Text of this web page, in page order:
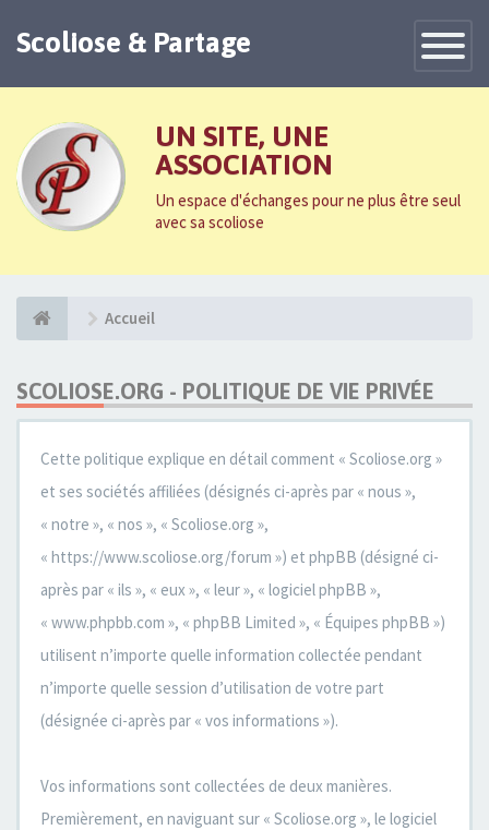
Toggle
Scoliose & Partage
UN SITE, UNE
ASSOCIATION
Un espace d'échanges pour ne plus être seul
avec sa scoliose
Accueil
SCOLIOSE.ORG - POLITIQUE DE VIE PRIVÉE
Cette politique explique en détail comment « Scoliose.org »
et ses sociétés affiliées (désignés ci-après par « nous »,
« notre », « nos », « Scoliose.org »,
« https://www.scoliose.org/forum ») et phpBB (désigné ci-
après par « ils », « eux », « leur », « logiciel phpBB »,
« www.phpbb.com », « phpBB Limited », « Équipes phpBB »)
utilisent n’importe quelle information collectée pendant
n’importe quelle session d’utilisation de votre part
(désignée ci-après par « vos informations »).
Vos informations sont collectées de deux manières.
Premièrement, en naviguant sur « Scoliose.org », le logiciel